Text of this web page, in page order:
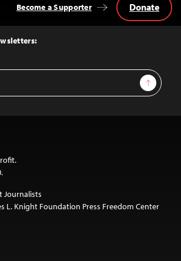
Sign Up
Become a Supporter Donate
Journalists
L. Knight Foundation Press Freedom Center